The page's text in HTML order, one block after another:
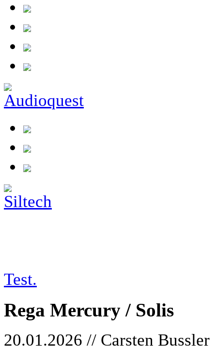
Test.
Rega Mercury / Solis
20.01.2026 // Carsten Bussler